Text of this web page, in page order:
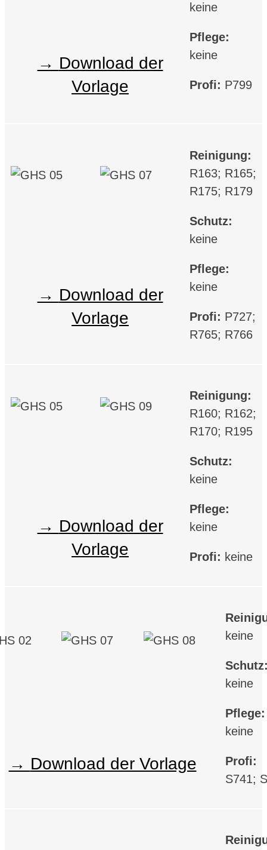
Download der
Vorlage
keine
Pflege:
keine
Profi: P799
Download der
Vorlage
Reinigung:
R163; R165;
R175; R179
Schutz:
keine
Pflege:
keine
Profi: P727;
R765; R766
Download der
Vorlage
Reinigung:
R160; R162;
R170; R195
Schutz:
keine
Pflege:
keine
Profi: keine
Download der Vorlage
keine
keine
Pflege:
keine
Profi:
S741;